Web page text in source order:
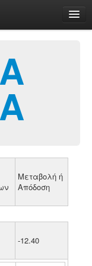
Μεταβολή ή
Απόδοση
-12.40